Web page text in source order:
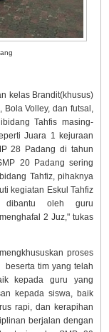
kelas Brandit(khusus)
Volley, dan futsal,
Tahfis masing-
Juara 1 kejuraan
28 Padang di tahun
20 Padang sering
Tahfiz, pihaknya
kegiatan Eskul Tahfiz
oleh guru
2 Juz," tukas
proses
beserta tim yang telah
kepada guru yang
kepada siswa, baik
rapi, dan kerapihan
berjalan dengan